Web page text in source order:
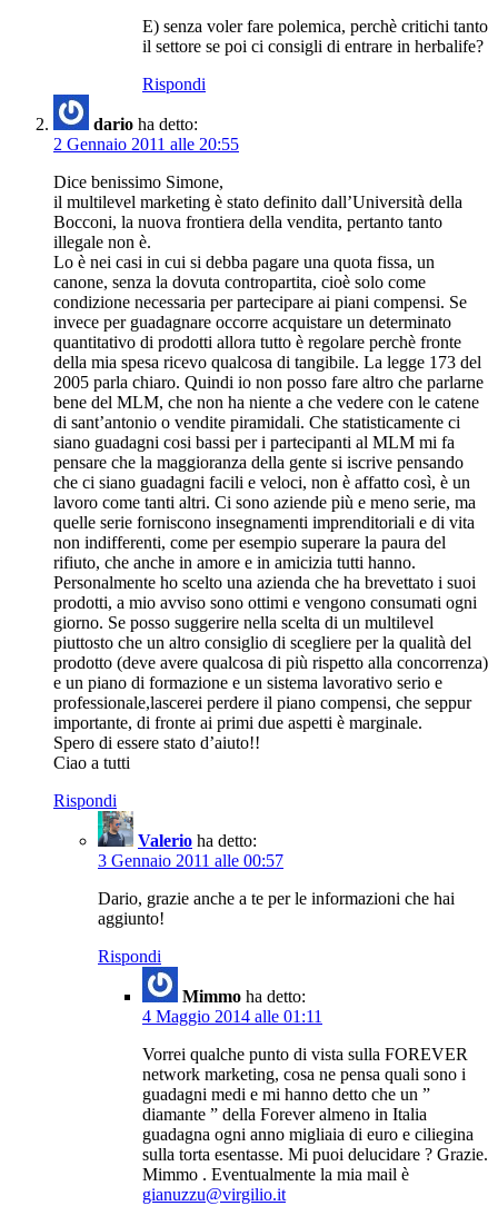
E) senza voler fare polemica, perchè critichi tanto
il settore se poi ci consigli di entrare in herbalife?
Rispondi
dario ha detto:
2 Gennaio 2011 alle 20:55
Dice benissimo Simone,
il multilevel marketing è stato definito dall’Università della
Bocconi, la nuova frontiera della vendita, pertanto tanto
illegale non è.
Lo è nei casi in cui si debba pagare una quota fissa, un
canone, senza la dovuta contropartita, cioè solo come
condizione necessaria per partecipare ai piani compensi. Se
invece per guadagnare occorre acquistare un determinato
quantitativo di prodotti allora tutto è regolare perchè fronte
della mia spesa ricevo qualcosa di tangibile. La legge 173 del
2005 parla chiaro. Quindi io non posso fare altro che parlarne
bene del MLM, che non ha niente a che vedere con le catene
di sant’antonio o vendite piramidali. Che statisticamente ci
siano guadagni cosi bassi per i partecipanti al MLM mi fa
pensare che la maggioranza della gente si iscrive pensando
che ci siano guadagni facili e veloci, non è affatto così, è un
lavoro come tanti altri. Ci sono aziende più e meno serie, ma
quelle serie forniscono insegnamenti imprenditoriali e di vita
non indifferenti, come per esempio superare la paura del
rifiuto, che anche in amore e in amicizia tutti hanno.
Personalmente ho scelto una azienda che ha brevettato i suoi
prodotti, a mio avviso sono ottimi e vengono consumati ogni
giorno. Se posso suggerire nella scelta di un multilevel
piuttosto che un altro consiglio di scegliere per la qualità del
prodotto (deve avere qualcosa di più rispetto alla concorrenza)
e un piano di formazione e un sistema lavorativo serio e
professionale,lascerei perdere il piano compensi, che seppur
importante, di fronte ai primi due aspetti è marginale.
Spero di essere stato d’aiuto!!
Ciao a tutti
Rispondi
Valerio ha detto:
3 Gennaio 2011 alle 00:57
Dario, grazie anche a te per le informazioni che hai
aggiunto!
Rispondi
Mimmo ha detto:
4 Maggio 2014 alle 01:11
Vorrei qualche punto di vista sulla FOREVER
network marketing, cosa ne pensa quali sono i
guadagni medi e mi hanno detto che un ”
diamante ” della Forever almeno in Italia
guadagna ogni anno migliaia di euro e ciliegina
sulla torta esentasse. Mi puoi delucidare ? Grazie.
Mimmo . Eventualmente la mia mail è
gianuzzu@virgilio.it